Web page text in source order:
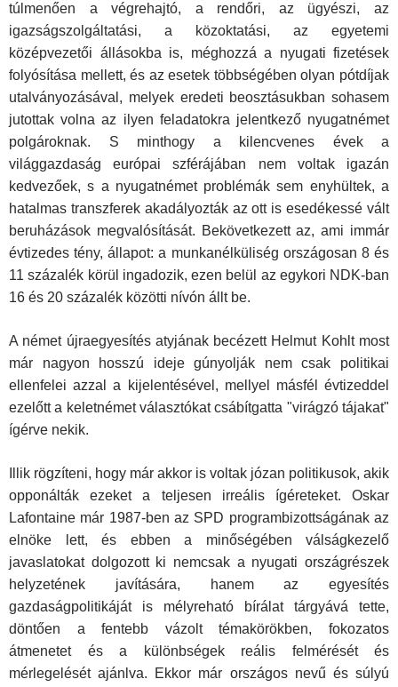
túlmenően a végrehajtó, a rendőri, az ügyészi, az
igazságszolgáltatási, a közoktatási, az egyetemi
középvezetői állásokba is, méghozzá a nyugati fizetések
folyósítása mellett, és az esetek többségében olyan pótdíjak
utalványozásával, melyek eredeti beosztásukban sohasem
jutottak volna az ilyen feladatokra jelentkező nyugatnémet
polgároknak. S minthogy a kilencvenes évek a
világgazdaság európai szférájában nem voltak igazán
kedvezőek, s a nyugatnémet problémák sem enyhültek, a
hatalmas transzferek akadályozták az ott is esedékessé vált
beruházások megvalósítását. Bekövetkezett az, ami immár
évtizedes tény, állapot: a munkanélküliség országosan 8 és
11 százalék körül ingadozik, ezen belül az egykori NDK-ban
16 és 20 százalék közötti nívón állt be.
A német újraegyesítés atyjának becézett Helmut Kohlt most
már nagyon hosszú ideje gúnyolják nem csak politikai
ellenfelei azzal a kijelentésével, mellyel másfél évtizeddel
ezelőtt a keletnémet választókat csábítgatta "virágzó tájakat"
ígérve nekik.
Illik rögzíteni, hogy már akkor is voltak józan politikusok, akik
opponálták ezeket a teljesen irreális ígéreteket. Oskar
Lafontaine már 1987-ben az SPD programbizottságának az
elnöke lett, és ebben a minőségében válságkezelő
javaslatokat dolgozott ki nemcsak a nyugati országrészek
helyzetének javítására, hanem az egyesítés
gazdaságpolitikáját is mélyreható bírálat tárgyává tette,
döntően a fentebb vázolt témakörökben, fokozatos
átmenetet és a különbségek reális felmérését és
mérlegelését ajánlva. Ekkor már országos nevű és súlyú